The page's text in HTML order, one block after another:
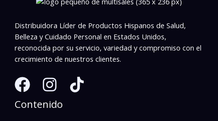
Distribuidora Líder de Productos Hispanos de Salud,
Belleza y Cuidado Personal en Estados Unidos,
reconocida por su servicio, variedad y compromiso con el
crecimiento de nuestros clientes.
Contenido